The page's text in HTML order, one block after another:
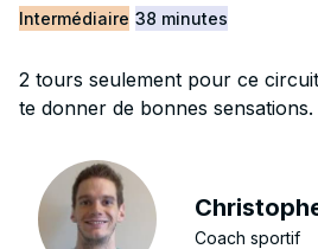
Intermédiaire 38 minutes
2 tours seulement pour ce
te donner de bonnes sensations.
Coach sportif